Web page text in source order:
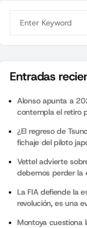
Entradas
Alonso apunta a
contempla el retiro
¿El regreso de
fichaje del piloto
Vettel advierte
debemos perder la
La FIA defiende la
revolución, es una
Montoya cuestiona